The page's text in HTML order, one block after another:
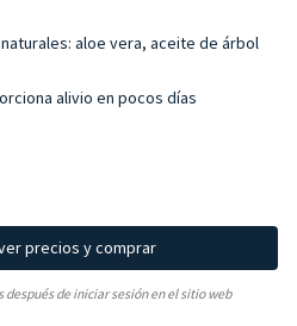
aloe vera, aceite de árbol
alivio en pocos días
precios y comprar
de iniciar sesión en el sitio web